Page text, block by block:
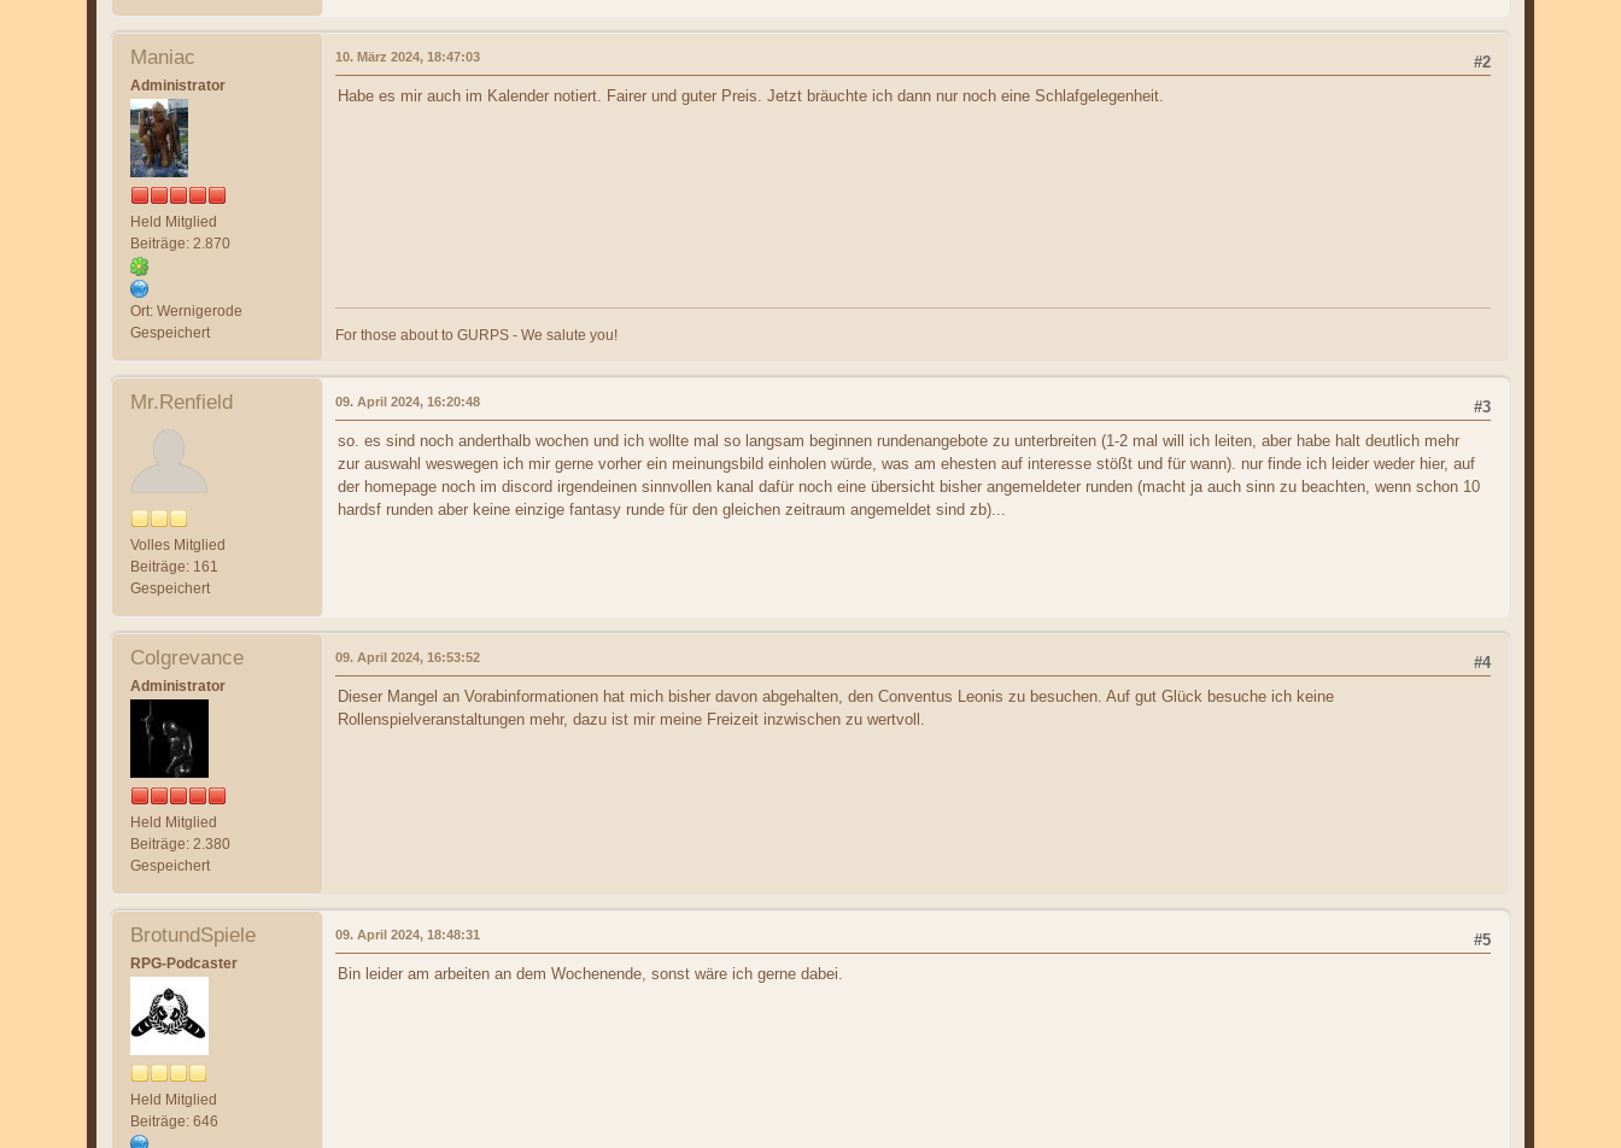
Maniac
Administrator
Held Mitglied
Beiträge: 2.870
Ort: Wernigerode
Gespeichert
#2
10. März 2024, 18:47:03
Habe es mir auch im Kalender notiert. Fairer und guter Preis. Jetzt bräuchte ich dann nur noch eine Schlafgelegenheit.
For those about to GURPS - We salute you!
Mr.Renfield
Volles Mitglied
Beiträge: 161
Gespeichert
#3
09. April 2024, 16:20:48
so. es sind noch anderthalb wochen und ich wollte mal so langsam beginnen rundenangebote zu unterbreiten (1-2 mal will ich leiten, aber habe halt deutlich mehr
zur auswahl weswegen ich mir gerne vorher ein meinungsbild einholen würde, was am ehesten auf interesse stößt und für wann). nur finde ich leider weder hier, auf
der homepage noch im discord irgendeinen sinnvollen kanal dafür noch eine übersicht bisher angemeldeter runden (macht ja auch sinn zu beachten, wenn schon 10
hardsf runden aber keine einzige fantasy runde für den gleichen zeitraum angemeldet sind zb)...
Colgrevance
Administrator
Held Mitglied
Beiträge: 2.380
Gespeichert
#4
09. April 2024, 16:53:52
Dieser Mangel an Vorabinformationen hat mich bisher davon abgehalten, den Conventus Leonis zu besuchen. Auf gut Glück besuche ich keine
Rollenspielveranstaltungen mehr, dazu ist mir meine Freizeit inzwischen zu wertvoll.
BrotundSpiele
RPG-Podcaster
Held Mitglied
Beiträge: 646
#5
09. April 2024, 18:48:31
Bin leider am arbeiten an dem Wochenende, sonst wäre ich gerne dabei.